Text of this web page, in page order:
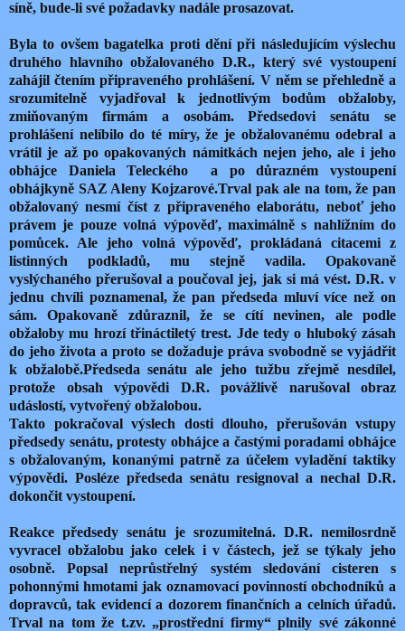
síně, bude-li své požadavky nadále prosazovat.
Byla to ovšem bagatelka proti dění při následujícím výslechu
druhého hlavního obžalovaného D.R., který své vystoupení
zahájil čtením připraveného prohlášení. V něm se přehledně a
srozumitelně vyjadřoval k jednotlivým bodům obžaloby,
zmiňovaným firmám a osobám. Předsedovi senátu se
prohlášení nelíbilo do té míry, že je obžalovanému odebral a
vrátil je až po opakovaných námitkách nejen jeho, ale i jeho
obhájce Daniela Teleckého a po důrazném vystoupení
obhájkyně SAZ Aleny Kojzarové.Trval pak ale na tom, že pan
obžalovaný nesmí číst z připraveného elaborátu, neboť jeho
právem je pouze volná výpověď, maximálně s nahlížním do
pomůcek. Ale jeho volná výpověď, prokládaná citacemi z
listinných podkladů, mu stejně vadila. Opakovaně
vyslýchaného přerušoval a poučoval jej, jak si má vést. D.R. v
jednu chvíli poznamenal, že pan předseda mluví více než on
sám. Opakovaně zdůraznil, že se cítí nevinen, ale podle
obžaloby mu hrozí třináctiletý trest. Jde tedy o hluboký zásah
do jeho života a proto se dožaduje práva svobodně se vyjádřit
k obžalobě.Předseda senátu ale jeho tužbu zřejmě nesdílel,
protože obsah výpovědi D.R. povážlivě narušoval obraz
udáslostí, vytvořený obžalobou.
Takto pokračoval výslech dosti dlouho, přerušován vstupy
předsedy senátu, protesty obhájce a častými poradami obhájce
s obžalovaným, konanými patrně za účelem vyladění taktiky
výpovědi. Posléze předseda senátu resignoval a nechal D.R.
dokončit vystoupení.
Reakce předsedy senátu je srozumitelná. D.R. nemilosrdně
vyvracel obžalobu jako celek i v částech, jež se týkaly jeho
osobně. Popsal neprůstřelný systém sledování cisteren s
pohonnými hmotami jak oznamovací povinností obchodníků a
dopravců, tak evidencí a dozorem finančních a celních úřadů.
Trval na tom že t.zv. „prostřední firmy“ plnily své zákonné